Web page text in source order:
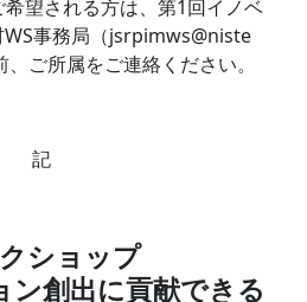
望される方は、第1回イノベ
事務局（jsrpimws@niste
ご所属をご連絡ください。
記
ショップ
ン創出に貢献できる